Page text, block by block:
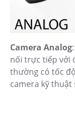
Camera Analog
nối trực tiếp với
thường có tốc
camera kỹ thuật